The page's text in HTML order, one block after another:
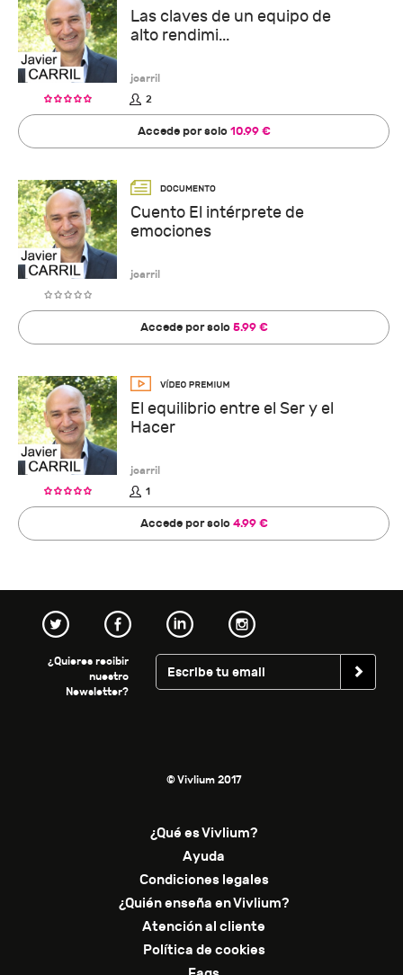
Las claves de un equipo de
alto rendimi...
jcarril
2
Accede por solo10.99 €
Cuento El intérprete de
emociones
jcarril
Accede por solo5.99 €
El equilibrio entre el Ser y el
Hacer
jcarril
1
Accede por solo4.99 €
¿Quieres recibir
nuestro
Newsletter?
© Vivlium 2017
¿Qué es Vivlium?
Ayuda
Condiciones legales
¿Quién enseña en Vivlium?
Atención al cliente
Política de cookies